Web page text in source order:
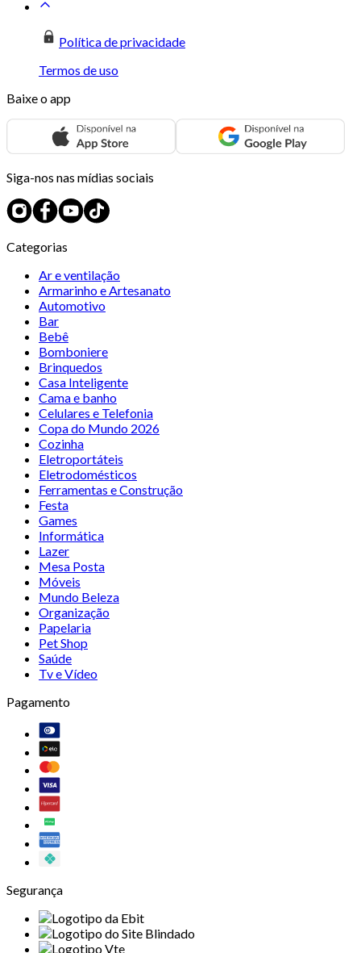
Política de privacidade
Termos de uso
Baixe o app
Siga-nos nas mídias sociais
Categorias
Ar e ventilação
Armarinho e Artesanato
Automotivo
Bar
Bebê
Bomboniere
Brinquedos
Casa Inteligente
Cama e banho
Celulares e Telefonia
Copa do Mundo 2026
Cozinha
Eletroportáteis
Eletrodomésticos
Ferramentas e Construção
Festa
Games
Informática
Lazer
Mesa Posta
Móveis
Mundo Beleza
Organização
Papelaria
Pet Shop
Saúde
Tv e Vídeo
Pagamento
Segurança